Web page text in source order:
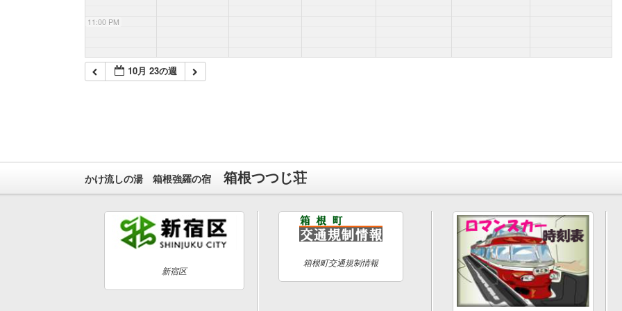
11:00 PM
10月 23の週
かけ流しの湯 箱根強羅の宿 箱根つつじ荘
新宿区
箱根町交通規制情報